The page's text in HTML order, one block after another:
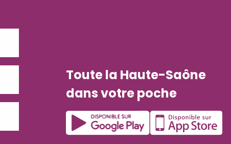
Toute la Haute-Saône
dans votre poche